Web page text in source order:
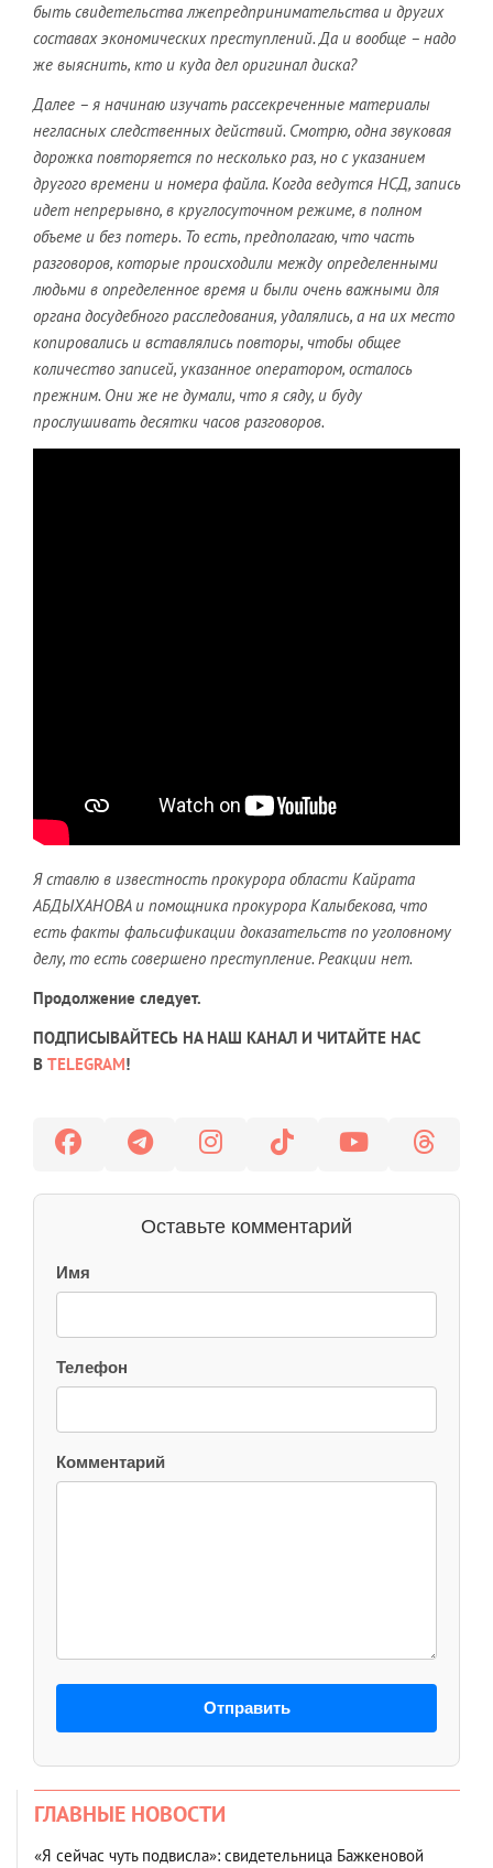
быть свидетельства лжепредпринимательства и других
составах экономических преступлений. Да и вообще – надо
же выяснить, кто и куда дел оригинал диска?
Далее – я начинаю изучать рассекреченные материалы
негласных следственных действий. Смотрю, одна звуковая
дорожка повторяется по несколько раз, но с указанием
другого времени и номера файла. Когда ведутся НСД, запись
идет непрерывно, в круглосуточном режиме, в полном
объеме и без потерь. То есть, предполагаю, что часть
разговоров, которые происходили между определенными
людьми в определенное время и были очень важными для
органа досудебного расследования, удалялись, а на их место
копировались и вставлялись повторы, чтобы общее
количество записей, указанное оператором, осталось
прежним. Они же не думали, что я сяду, и буду
прослушивать десятки часов разговоров.
Я ставлю в известность прокурора области Кайрата
АБДЫХАНОВА и помощника прокурора Калыбекова, что
есть факты фальсификации доказательств по уголовному
делу, то есть совершено преступление. Реакции нет.
Продолжение следует.
ПОДПИСЫВАЙТЕСЬ НА НАШ КАНАЛ И ЧИТАЙТЕ НАС
В TELEGRAM!
Оставьте комментарий
Имя
Телефон
Комментарий
Отправить
ГЛАВНЫЕ НОВОСТИ
«Я сейчас чуть подвисла»: свидетельница Бажкеновой